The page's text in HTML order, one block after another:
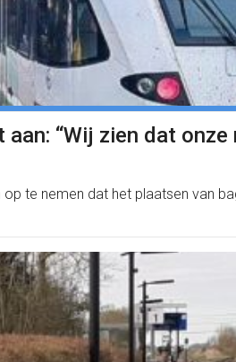
“Wij zien dat
te nemen dat het plaatsen van